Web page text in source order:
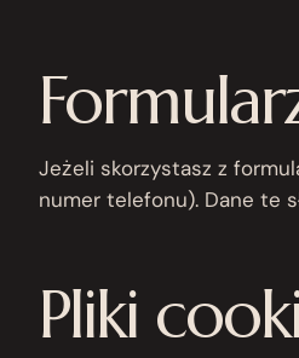
Jeżeli skorzystasz z
numer telefonu). Dane te
Pliki